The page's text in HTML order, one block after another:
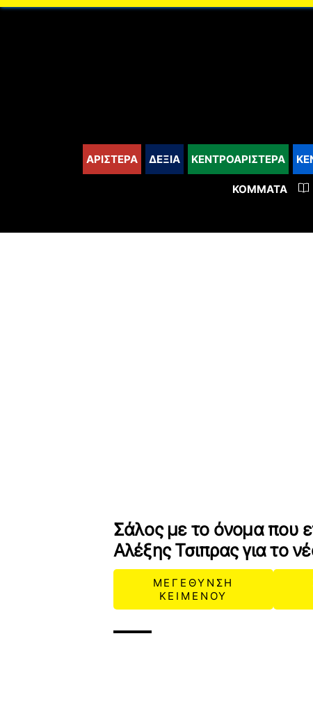
content
ΑΡΙΣΤΕΡΑ ΔΕΞΙΑ ΚΕΝΤΡΟΑΡΙΣΤΕΡΑ
ΚΌΜΜΑΤΑ
Σάλος με το όνομα που
Αλέξης Τσιπρας για το
ΜΕΓΕΘΥΝΣΗ
ΚΕΙΜΕΝΟΥ